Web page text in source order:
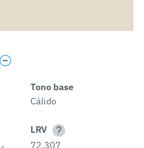
Tono base
Cálido
,
LRV
72.307